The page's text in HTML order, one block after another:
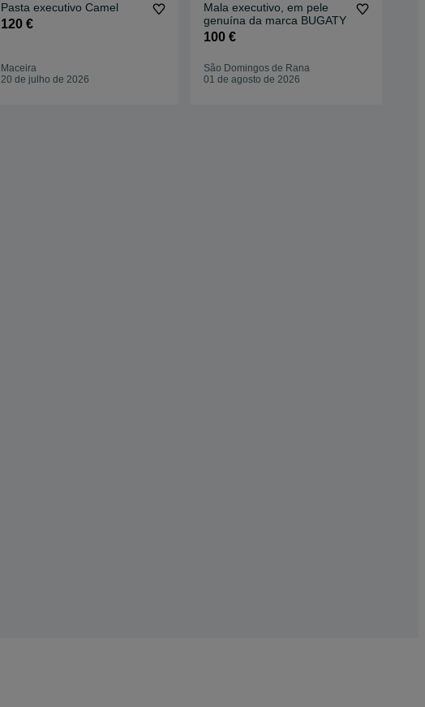
Pasta executivo Camel
120 €
Maceira
20 de julho de 2026
Mala executivo, em pele
genuína da marca BUGATY
100 €
São Domingos de Rana
01 de agosto de 2026